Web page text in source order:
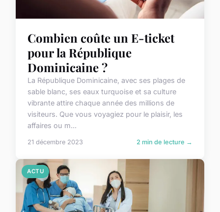
Combien coûte un E-ticket
pour la République
Dominicaine ?
La République Dominicaine, avec ses plages de
sable blanc, ses eaux turquoise et sa culture
vibrante attire chaque année des millions de
visiteurs. Que vous voyagiez pour le plaisir, les
affaires ou m...
21 décembre 2023 2 min de lecture →
ACTU